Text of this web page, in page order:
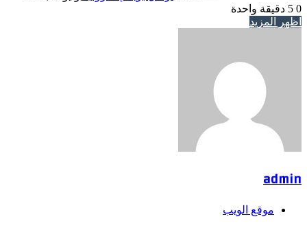
0
دقيقة واحدة
اظهر المزيد
admin
موقع الويب